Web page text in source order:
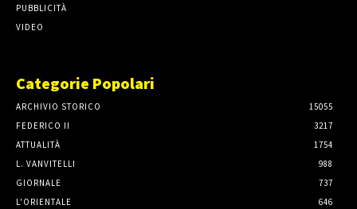
PUBBLICITÀ
VIDEO
Categorie Popolari
ARCHIVIO STORICO
15055
FEDERICO II
3217
ATTUALITÀ
1754
L. VANVITELLI
988
GIORNALE
737
L'ORIENTALE
646